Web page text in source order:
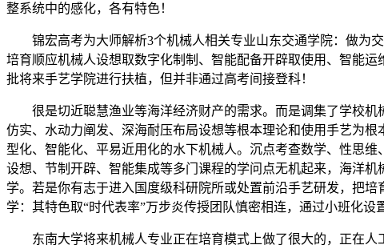
整系统中的感化，各有特色！
锦宏高考为大师解析3个机械人相关专业山东交通学院：做为交
培育顺应机械人设想取数字化制制、智能配备开辟取使用、智能
批将来手艺学院进行扶植，但并非通过高考间接登科！
很是切近聪慧渔业等海洋经济财产的需求。而是调集了学校机
仿实、水动力阐发、深海耐压布局设想等根本理论和使用手艺为
型化、智能化、平易近用化的水下机械人。沉点考查数学、性思
设想、节制开辟、智能集成等多门课程的学问点无机起来，海洋
学。若是你有志于进入国度级科研院所或处置前沿手艺研发，把
学：其特色取“时代表率”万步炎传授团队慎密相连，通过小班化设
东南大学将来机械人专业正在培育模式上做了很大的，正在人